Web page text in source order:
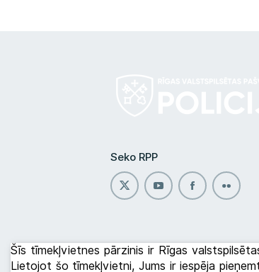
Seko RPP
Šīs tīmekļvietnes pārzinis ir Rīgas
Lietojot šo tīmekļvietni, Jums ir iespēja